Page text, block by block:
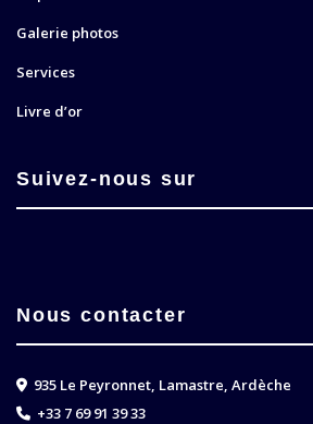
Galerie photos
Services
Livre d’or
Suivez-nous sur
Nous contacter
935 Le Peyronnet, Lamastre, Ardèche
+33 7 69 91 39 33